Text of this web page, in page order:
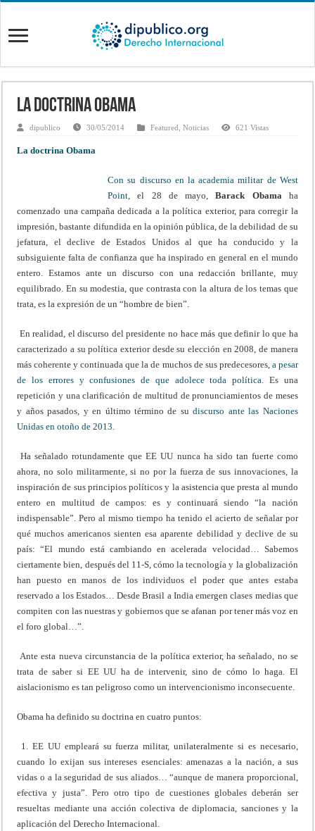
La doctrina Obama
dipublico 30/05/2014 Featured ,Noticias 621 Vistas
La doctrina Obama
Con su discurso en la academia militar de West
Point , el 28 de mayo,Barack Obama ha
comenzado una campaña dedicada a la política exterior, para corregir la
impresión, bastante difundida en la opinión pública, de la debilidad de su
jefatura, el declive de Estados Unidos al que ha conducido y la
subsiguiente falta de confianza que ha inspirado en general en el mundo
entero. Estamos ante un discurso con una redacción brillante, muy
equilibrado. En su modestia, que contrasta con la altura de los temas que
trata, es la expresión de un “hombre de bien”.
En realidad, el discurso del presidente no hace más que definir lo que ha
caracterizado a su política exterior desde su elección en 2008, de manera
más coherente y continuada que la de muchos de sus predecesores, a pesar
de los errores y confusiones de que adolece toda política . Es una
repetición y una clarificación de multitud de pronunciamientos de meses
y años pasados, y en último término de sudiscurso ante las Naciones
Unidas en otoño de 2013
Ha señalado rotundamente que EE UU nunca ha sido tan fuerte como
ahora, no solo militarmente, si no por la fuerza de sus innovaciones, la
inspiración de sus principios políticos y la asistencia que presta al mundo
entero en multitud de campos: es y continuará siendo “la nación
indispensable”. Pero al mismo tiempo ha tenido el acierto de señalar por
qué muchos americanos sienten esa aparente debilidad y declive de su
país: “El mundo está cambiando en acelerada velocidad… Sabemos
ciertamente bien, después del 11-S, cómo la tecnología y la globalización
han puesto en manos de los individuos el poder que antes estaba
reservado a los Estados… Desde Brasil a India emergen clases medias que
compiten con las nuestras y gobiernos que se afanan por tener más voz en
el foro global…”.
Ante esta nueva circunstancia de la política exterior, ha señalado, no se
trata de saber si EE UU ha de intervenir, sino de cómo lo haga. El
aislacionismo es tan peligroso como un intervencionismo inconsecuente.
Obama ha definido su doctrina en cuatro puntos:
1. EE UU empleará su fuerza militar, unilateralmente si es necesario,
cuando lo exijan sus intereses esenciales: amenazas a la nación, a sus
vidas o a la seguridad de sus aliados… “aunque de manera proporcional,
efectiva y justa”. Pero otro tipo de cuestiones globales deberán ser
resueltas mediante una acción colectiva de diplomacia, sanciones y la
aplicación del Derecho Internacional.